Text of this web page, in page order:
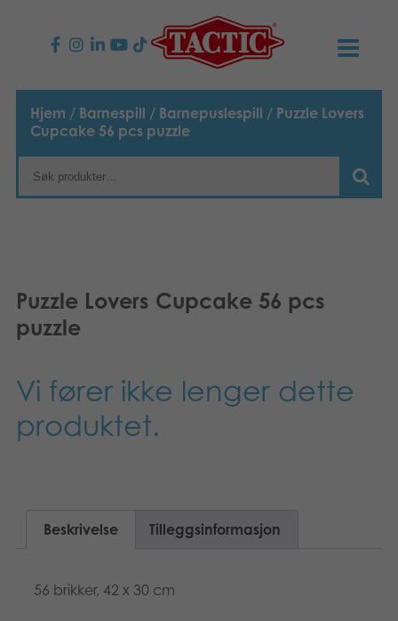
PRODUKTER
Barnespill
Familiespill
Puslespill
Bøker
NYHETER
TACTIC
Vår historie
Produktsider
Suomi
Français
Hjem / Barnespill / Barnepuslespill / Puzzle Lovers
Cupcake 56 pcs puzzle
Puzzle Lovers Cupcake 56 pcs
puzzle
Vi fører ikke lenger dette
produktet.
Beskrivelse Tilleggsinformasjon
56 brikker, 42 x 30 cm